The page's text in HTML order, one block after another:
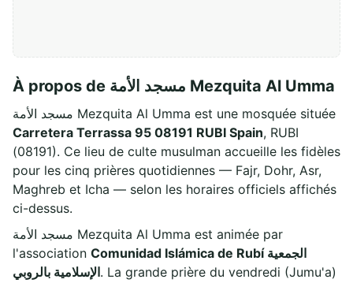
À propos de مسجد الأمة Mezquita Al Umma
مسجد الأمة Mezquita Al Umma est une mosquée située
Carretera Terrassa 95 08191 RUBI Spain, RUBI
(08191). Ce lieu de culte musulman accueille les fidèles
pour les cinq prières quotidiennes — Fajr, Dohr, Asr,
Maghreb et Icha — selon les horaires officiels affichés
ci-dessus.
مسجد الأمة Mezquita Al Umma est animée par
l'association Comunidad Islámica de Rubí الجمعية
الإسلامية بالروبي. La grande prière du vendredi (Jumu'a)